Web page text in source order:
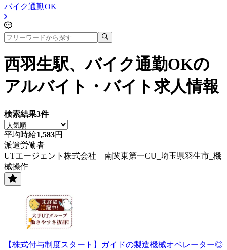
バイク通勤OK
西羽生駅、バイク通勤OKの
アルバイト・バイト求人情報
検索結果3件
平均時給1,583円
派遣労働者
UTエージェント株式会社 南関東第一CU_埼玉県羽生市_機
械操作
【株式付与制度スタート】ガイドの製造機械オペレーター◎